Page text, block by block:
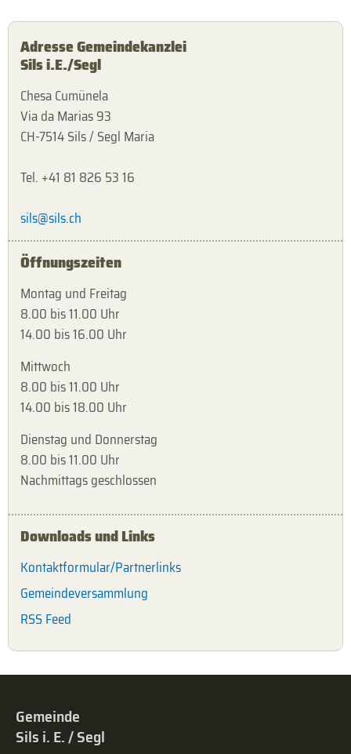
Adresse Gemeindekanzlei
Sils i.E./Segl
Chesa Cumünela
Via da Marias 93
CH-7514 Sils / Segl Maria
Tel. +41 81 826 53 16
sils@sils.ch
Öffnungszeiten
Montag und Freitag
8.00 bis 11.00 Uhr
14.00 bis 16.00 Uhr
Mittwoch
8.00 bis 11.00 Uhr
14.00 bis 18.00 Uhr
Dienstag und Donnerstag
8.00 bis 11.00 Uhr
Nachmittags geschlossen
Downloads und Links
Kontaktformular/Partnerlinks
Gemeindeversammlung
RSS Feed
Gemeinde
Sils i. E. / Segl